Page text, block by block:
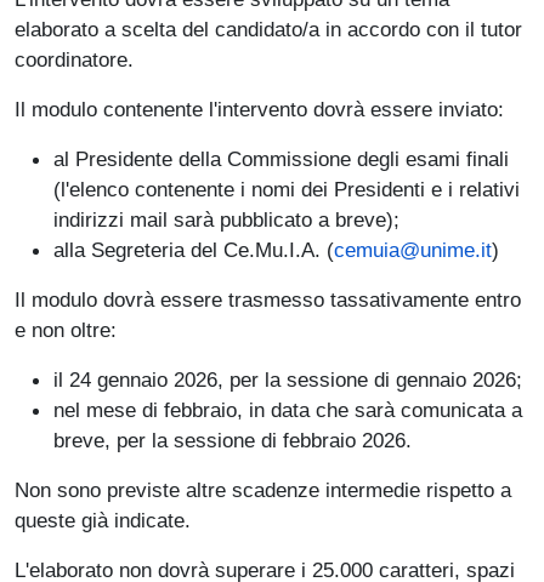
elaborato a scelta del candidato/a in accordo con il tutor
coordinatore.
Il modulo contenente l'intervento dovrà essere inviato:
al Presidente della Commissione degli esami finali
(l'elenco contenente i nomi dei Presidenti e i relativi
indirizzi mail sarà pubblicato a breve);
alla Segreteria del Ce.Mu.I.A. (cemuia@unime.it)
Il modulo dovrà essere trasmesso tassativamente entro
e non oltre:
il 24 gennaio 2026, per la sessione di gennaio 2026;
nel mese di febbraio, in data che sarà comunicata a
breve, per la sessione di febbraio 2026.
Non sono previste altre scadenze intermedie rispetto a
queste già indicate.
L'elaborato non dovrà superare i 25.000 caratteri, spazi